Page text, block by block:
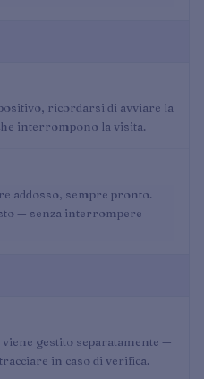
ricordarsi di avviare la
interrompono la visita.
addosso, sempre pronto.
— senza interrompere
gestito separatamente —
in caso di verifica.